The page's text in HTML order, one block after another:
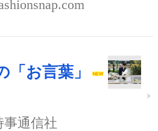
「お言葉」
事通信社